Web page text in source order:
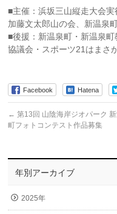
■主催：浜坂三山縦走大会実
加藤文太郎山の会、新温泉
■後援：新温泉町・新温泉
協議会・スポーツ21はまさ
Facebook Hatena
← 第13回 山陰海岸ジオパーク
町フォトコンテスト作品募集
年別アーカイブ
2025年